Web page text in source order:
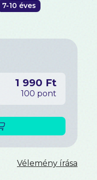
7-10 éves
1 990 Ft
100 pont
Vélemény írása